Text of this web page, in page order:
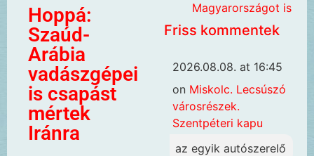
Hoppá:
Szaúd-
Arábia
vadászgépei
is csapást
mértek
Iránra
Magyarországot is
Friss kommentek
2026.08.08. at 16:45
on Miskolc. Lecsúszó
városrészek.
Szentpéteri kapu
az egyik autószerelő